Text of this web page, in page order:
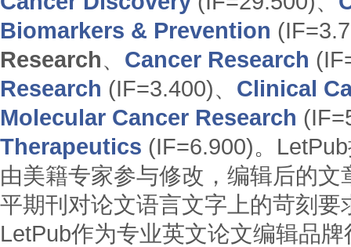
Biomarkers & Prevention
Research、 Cancer Research
Research (IF=3.400)、 Clinical
Molecular Cancer Research
Therapeutics (IF=6.900)。
由美籍专家参与修改，编辑后的
平期刊对论文语言文字上的苛刻
LetPub作为专业英文论文编辑品